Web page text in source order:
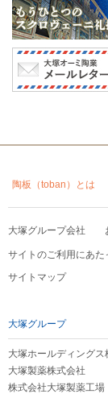
陶板（toban）とは
大塚グループ会社
サイトのご利用にあた
サイトマップ
大塚グループ
大塚ホールディングス
大塚製薬株式会社
株式会社大塚製薬工場